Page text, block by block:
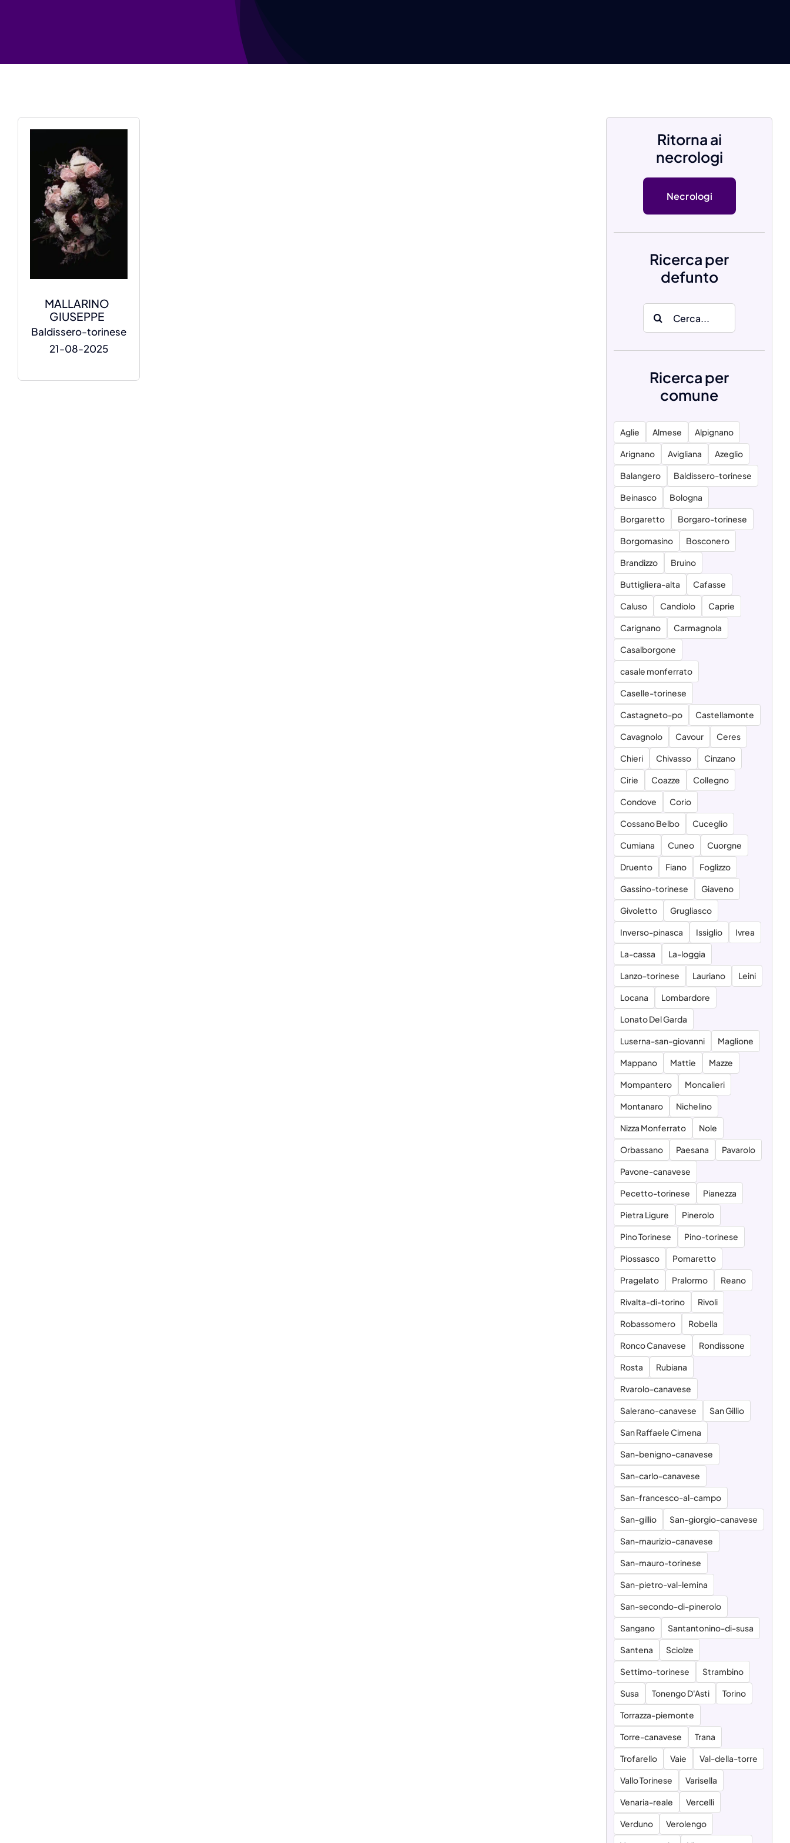
MALLARINO
GIUSEPPE
Baldissero-torinese
21-08-2025
Ritorna ai
necrologi
Necrologi
Ricerca per
defunto
Search
for:
Ricerca per
comune
Aglie Almese Alpignano
Arignano Avigliana Azeglio
Balangero Baldissero-torinese
Beinasco Bologna
Borgaretto Borgaro-torinese
Borgomasino Bosconero
Brandizzo Bruino
Buttigliera-alta Cafasse
Caluso Candiolo Caprie
Carignano Carmagnola
Casalborgone
casale monferrato
Caselle-torinese
Castagneto-po Castellamonte
Cavagnolo Cavour Ceres
Chieri Chivasso Cinzano
Cirie Coazze Collegno
Condove Corio
Cossano Belbo Cuceglio
Cumiana Cuneo Cuorgne
Druento Fiano Foglizzo
Gassino-torinese Giaveno
Givoletto Grugliasco
Inverso-pinasca Issiglio Ivrea
La-cassa La-loggia
Lanzo-torinese Lauriano Leini
Locana Lombardore
Lonato Del Garda
Luserna-san-giovanni Maglione
Mappano Mattie Mazze
Mompantero Moncalieri
Montanaro Nichelino
Nizza Monferrato Nole
Orbassano Paesana Pavarolo
Pavone-canavese
Pecetto-torinese Pianezza
Pietra Ligure Pinerolo
Pino Torinese Pino-torinese
Piossasco Pomaretto
Pragelato Pralormo Reano
Rivalta-di-torino Rivoli
Robassomero Robella
Ronco Canavese Rondissone
Rosta Rubiana
Rvarolo-canavese
Salerano-canavese San Gillio
San Raffaele Cimena
San-benigno-canavese
San-carlo-canavese
San-francesco-al-campo
San-gillio San-giorgio-canavese
San-maurizio-canavese
San-mauro-torinese
San-pietro-val-lemina
San-secondo-di-pinerolo
Sangano Santantonino-di-susa
Santena Sciolze
Settimo-torinese Strambino
Susa Tonengo D'Asti Torino
Torrazza-piemonte
Torre-canavese Trana
Trofarello Vaie Val-della-torre
Vallo Torinese Varisella
Venaria-reale Vercelli
Verduno Verolengo